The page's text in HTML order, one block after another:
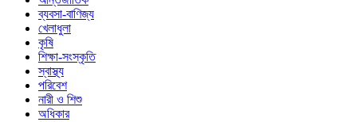
ব্যবসা-বাণিজ্য
খেলাধুলা
কৃষি
শিক্ষা-সংস্কৃতি
স্বাস্থ্য
পরিবেশ
নারী ও শিশু
অধিকার